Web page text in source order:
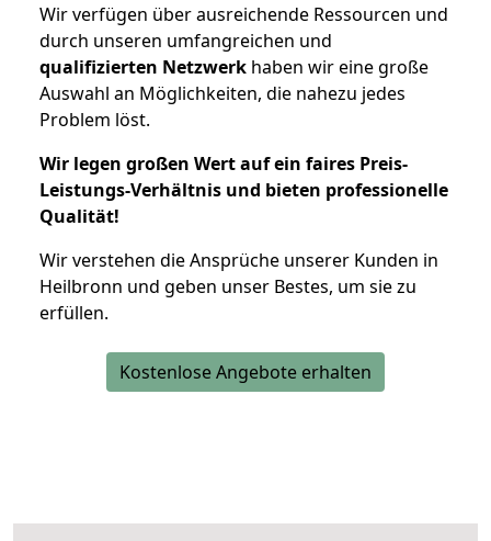
Wir verfügen über ausreichende Ressourcen und
durch unseren umfangreichen und
qualifizierten Netzwerk haben wir eine große
Auswahl an Möglichkeiten, die nahezu jedes
Problem löst.
Wir legen großen Wert auf ein faires Preis-
Leistungs-Verhältnis und bieten professionelle
Qualität!
Wir verstehen die Ansprüche unserer Kunden in
Heilbronn und geben unser Bestes, um sie zu
erfüllen.
Kostenlose Angebote erhalten